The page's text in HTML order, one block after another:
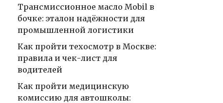
Трансмиссионное масло Mobil в
бочке: эталон надёжности для
промышленной логистики
Как пройти техосмотр в Москве:
правила и чек-лист для
водителей
Как пройти медицинскую
комиссию для автошколы: